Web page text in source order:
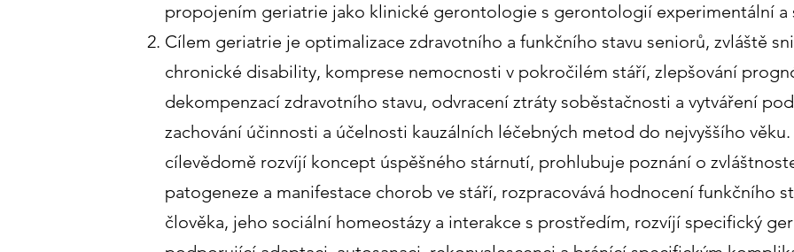
propojením geriatrie jako klinické gerontologie s gerontologií experimentální a
Cílem geriatrie je optimalizace zdravotního a funkčního stavu seniorů, zvláště
chronické disability, komprese nemocnosti v pokročilém stáří, zlepšování
dekompenzací zdravotního stavu, odvracení ztráty soběstačnosti a vytváření
zachování účinnosti a účelnosti kauzálních léčebných metod do nejvyššího
cílevědomě rozvíjí koncept úspěšného stárnutí, prohlubuje poznání o
patogeneze a manifestace chorob ve stáří, rozpracovává hodnocení funkčního
člověka, jeho sociální homeostázy a interakce s prostředím, rozvíjí specifický